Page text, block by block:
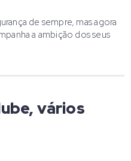
de sempre, mas agora
a ambição dos seus
vários